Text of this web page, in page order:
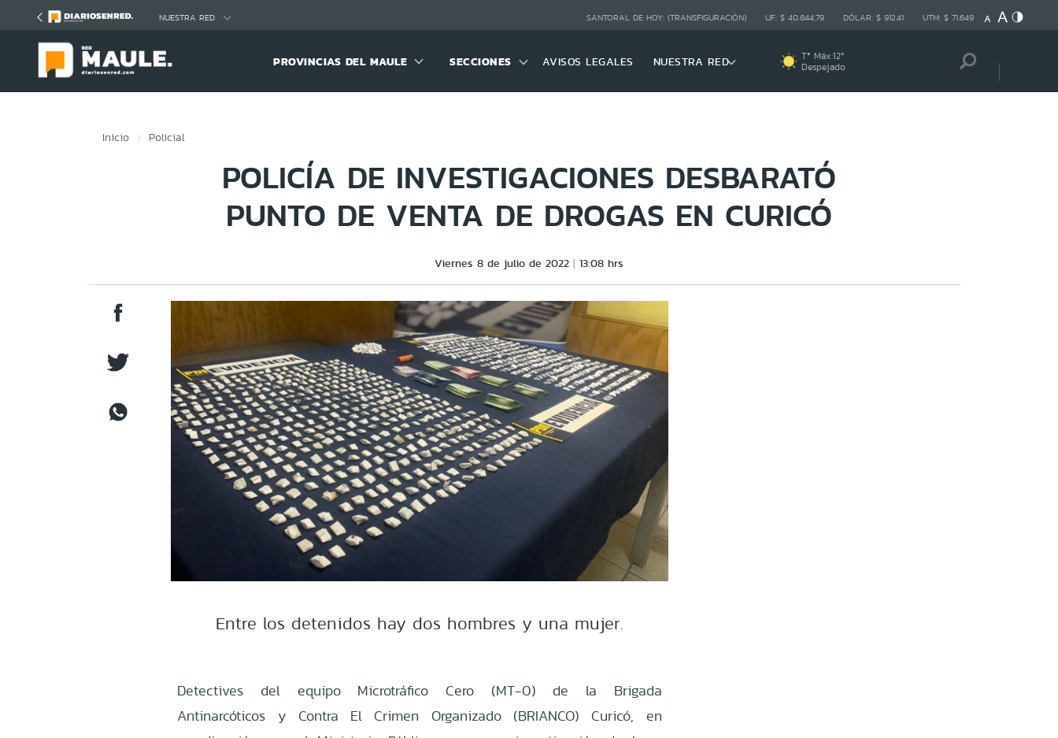
NUESTRA RED SANTORAL DE HOY: (TRANSFIGURACIÓN) UF: $ 40.844,79 DÓLAR: $ 912,41 UTM: $ 71.649
PROVINCIAS DEL MAULE SECCIONES AVISOS LEGALES NUESTRA RED Tª Máx:12º
Despejado
Inicio Policial
POLICÍA DE INVESTIGACIONES DESBARATÓ
PUNTO DE VENTA DE DROGAS EN CURICÓ
Viernes 8 de julio de 2022 13:08 hrs
Entre los detenidos hay dos hombres y una mujer.
Detectives del equipo Microtráfico Cero (MT-0) de la Brigada
Antinarcóticos y Contra El Crimen Organizado (BRIANCO) Curicó, en